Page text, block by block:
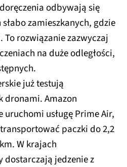
odbywają się
zamieszkanych, gdzie
rozwiązanie zazwyczaj
na duże odległości,
już testują
dronami. Amazon
usługę Prime Air,
paczki do 2,2
W krajach
jedzenie z